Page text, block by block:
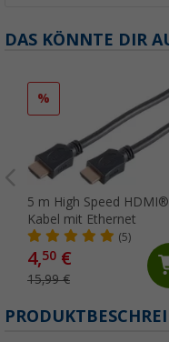
DAS KÖNNTE DIR
%
5 m High Speed HDMI®
Kabel mit Ethernet
(5)
4,50 €
15,99 €